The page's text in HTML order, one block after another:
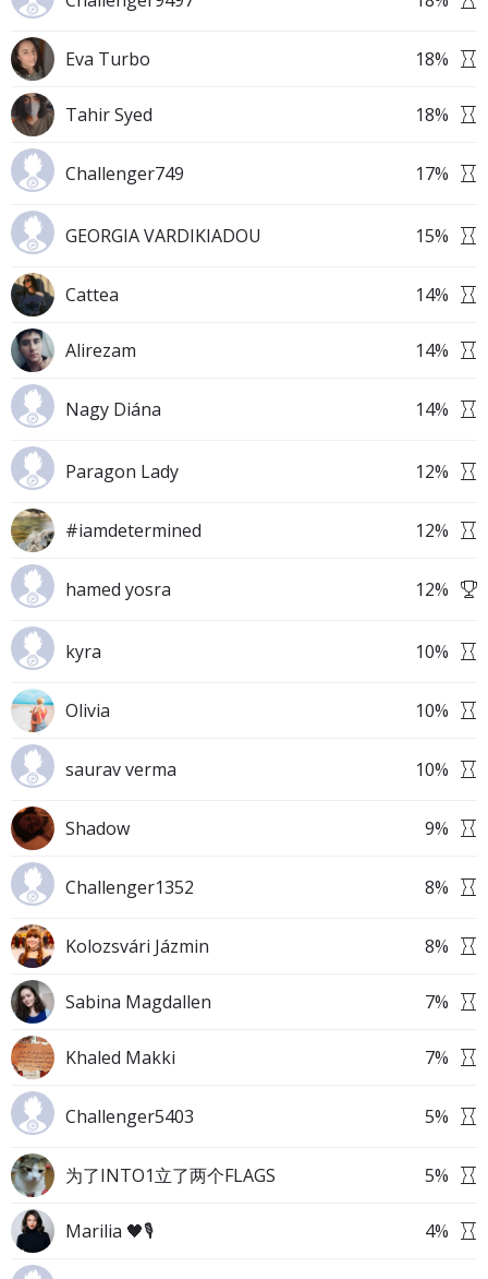
Eva Turbo 18%
Tahir Syed 18%
Challenger749 17%
GEORGIA VARDIKIADOU 15%
Cattea 14%
Alirezam 14%
Nagy Diána 14%
Paragon Lady 12%
#iamdetermined 12%
hamed yosra 12%
kyra 10%
Olivia 10%
saurav verma 10%
Shadow 9%
Challenger1352 8%
Kolozsvári Jázmin 8%
Sabina Magdallen 7%
Khaled Makki 7%
Challenger5403 5%
为了INTO1立了两个FLAGS 5%
Marilia 🖤🎙️ 4%